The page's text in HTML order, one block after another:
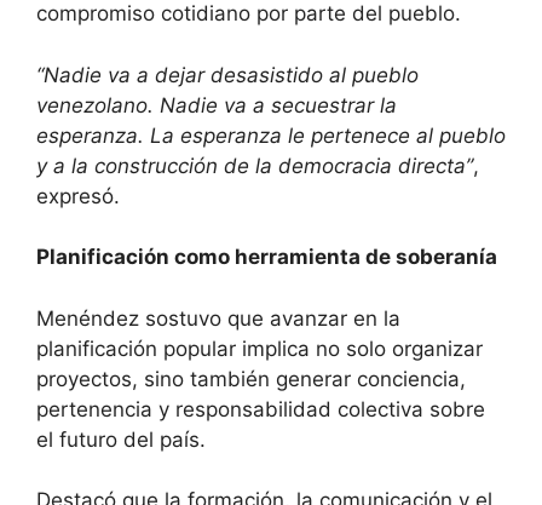
compromiso cotidiano por parte del pueblo.
“Nadie va a dejar desasistido al pueblo
venezolano. Nadie va a secuestrar la
esperanza. La esperanza le pertenece al pueblo
y a la construcción de la democracia directa”,
expresó.
Planificación como herramienta de soberanía
Menéndez sostuvo que avanzar en la
planificación popular implica no solo organizar
proyectos, sino también generar conciencia,
pertenencia y responsabilidad colectiva sobre
el futuro del país.